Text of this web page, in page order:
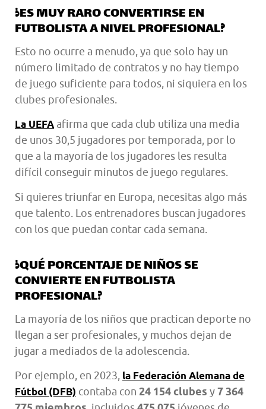
¿ES MUY RARO CONVERTIRSE EN
FUTBOLISTA A NIVEL PROFESIONAL?
Esto no ocurre a menudo, ya que solo hay un
número limitado de contratos y no hay tiempo
de juego suficiente para todos, ni siquiera en los
clubes profesionales.
La UEFA afirma que cada club utiliza una media
de unos 30,5 jugadores por temporada, por lo
que a la mayoría de los jugadores les resulta
difícil conseguir minutos de juego regulares.
Si quieres triunfar en Europa, necesitas algo más
que talento. Los entrenadores buscan jugadores
con los que puedan contar cada semana.
¿QUÉ PORCENTAJE DE NIÑOS SE
CONVIERTE EN FUTBOLISTA
PROFESIONAL?
La mayoría de los niños que practican deporte no
llegan a ser profesionales, y muchos dejan de
jugar a mediados de la adolescencia.
Por ejemplo, en 2023, la Federación Alemana de
Fútbol (DFB) contaba con 24 154 clubes y7 364